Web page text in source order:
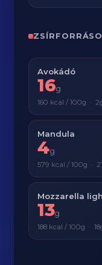
Avokádó
16g
160 kcal / 100g ·
Mandula
4g
579 kcal / 100g ·
Mozzarella
13g
188 kcal / 100g ·